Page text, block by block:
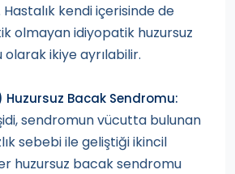
kendi içerisinde de
olmayan idiyopatik huzursuz
ikiye ayrılabilir.
Bacak Sendromu:
sendromun vücutta bulunan
sebebi ile geliştiği ikincil
huzursuz bacak sendromu